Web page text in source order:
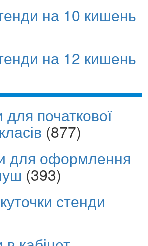
на 10 кишень
на 12 кишень
початкової
(877)
для оформлення
(393)
стенди